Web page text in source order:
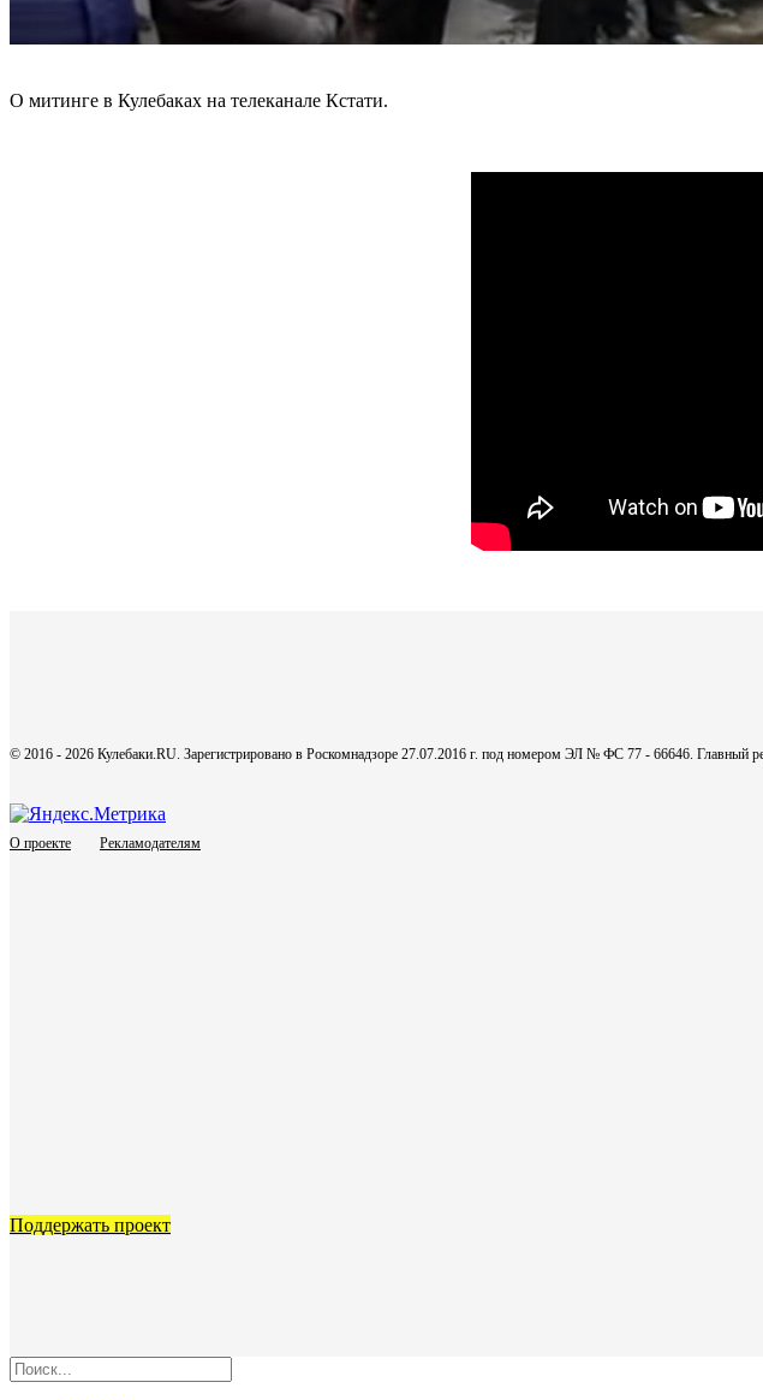
О митинге в Кулебаках на телеканале Кстати.
© 2016 - 2026 Кулебаки.RU. Зарегистрировано в Роскомнадзоре 27.07.2016 г. под номером ЭЛ № ФС 77 - 66646.
О проекте Рекламодателям
Поддержать проект